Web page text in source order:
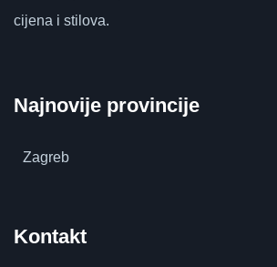
cijena i stilova.
Najnovije provincije
Zagreb
Kontakt